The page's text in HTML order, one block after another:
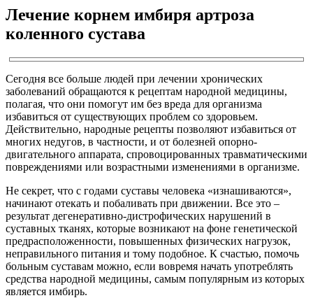
Лечение корнем имбиря артроза
коленного сустава
Сегодня все больше людей при лечении хронических
заболеваний обращаются к рецептам народной медицины,
полагая, что они помогут им без вреда для организма
избавиться от существующих проблем со здоровьем.
Действительно, народные рецепты позволяют избавиться от
многих недугов, в частности, и от болезней опорно-
двигательного аппарата, спровоцированных травматическими
повреждениями или возрастными изменениями в организме.
Не секрет, что с годами суставы человека «изнашиваются»,
начинают отекать и побаливать при движении. Все это –
результат дегенеративно-дистрофических нарушений в
суставных тканях, которые возникают на фоне генетической
предрасположенности, повышенных физических нагрузок,
неправильного питания и тому подобное. К счастью, помочь
больным суставам можно, если вовремя начать употреблять
средства народной медицины, самым популярным из которых
является имбирь.